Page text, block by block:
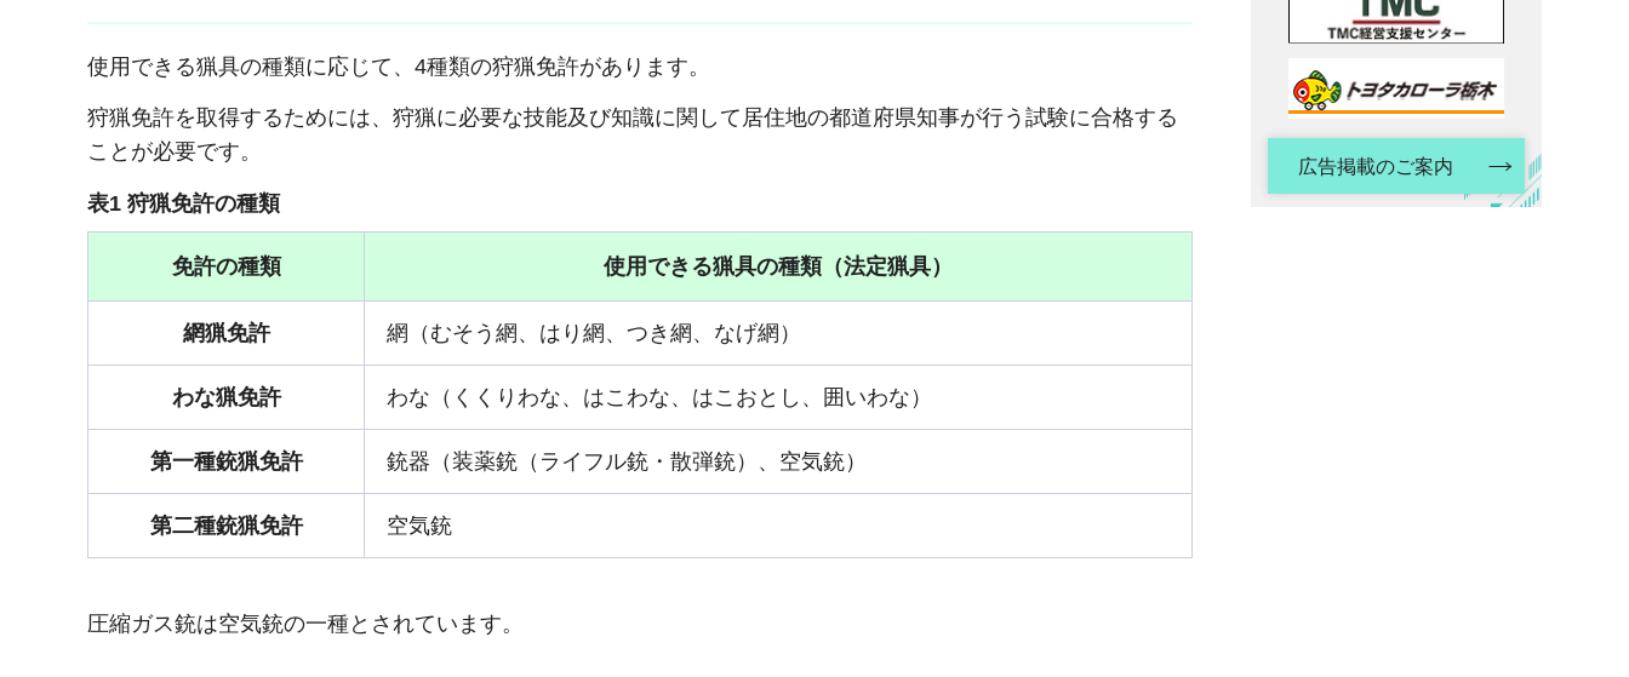
使用できる猟具の種類に応じて、4種類の狩猟免許があります。
狩猟免許を取得するためには、狩猟に必要な技能及び知識に関して居住地の都道府県知事が行う試験に合格する
ことが必要です。
表1 狩猟免許の種類
免許の種類 使用できる猟具の種類（法定猟具）
網猟免許 網（むそう網、はり網、つき網、なげ網）
わな猟免許 わな（くくりわな、はこわな、はこおとし、囲いわな）
第一種銃猟免許 銃器（装薬銃（ライフル銃・散弾銃）、空気銃）
第二種銃猟免許 空気銃
圧縮ガス銃は空気銃の一種とされています。
広告掲載のご案内